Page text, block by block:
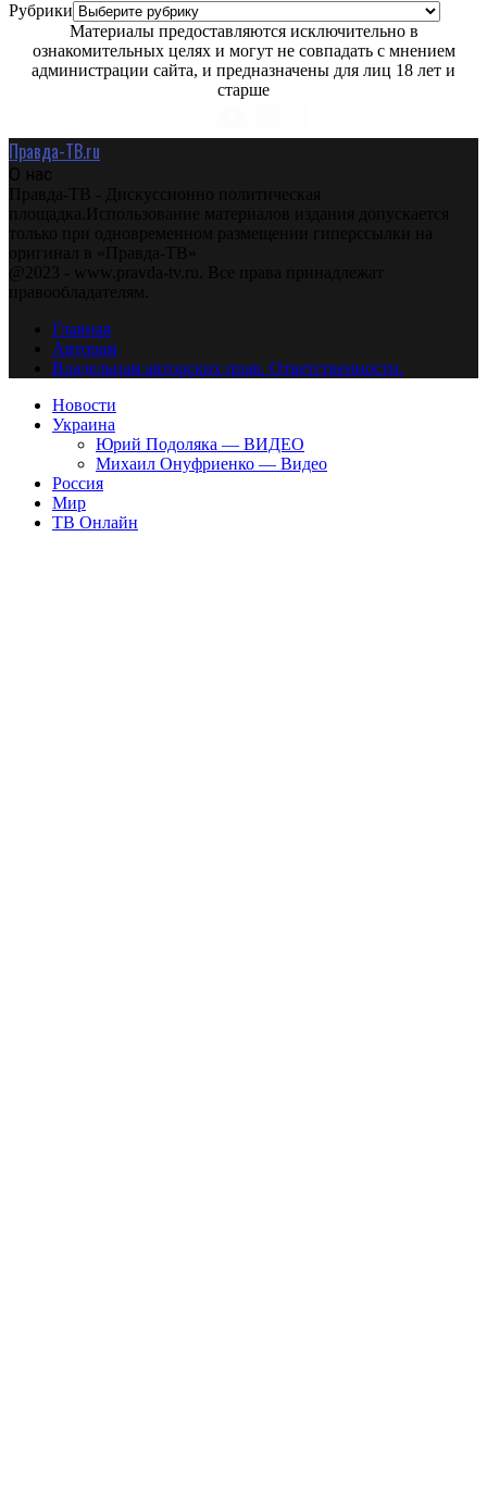
Рубрики
Материалы предоставляются исключительно в
ознакомительных целях и могут не совпадать с мнением
администрации сайта, и предназначены для лиц 18 лет и
старше
Правда-ТВ.ru
О нас
Правда-ТВ - Дискуссионно политическая
площадка.Использование материалов издания допускается
только при одновременном размещении гиперссылки на
оригинал в «Правда-ТВ»
@2023 - www.pravda-tv.ru. Все права принадлежат
правообладателям.
Главная
Авторам
Владельцам авторских прав. Ответственности.
Новости
Украина
Юрий Подоляка — ВИДЕО
Михаил Онуфриенко — Видео
Россия
Мир
ТВ Онлайн